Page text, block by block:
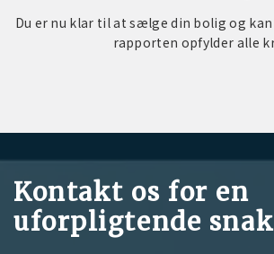
Du er nu klar til at sælge din bolig og
rapporten opfylder alle
Kontakt os for en
uforpligtende snak